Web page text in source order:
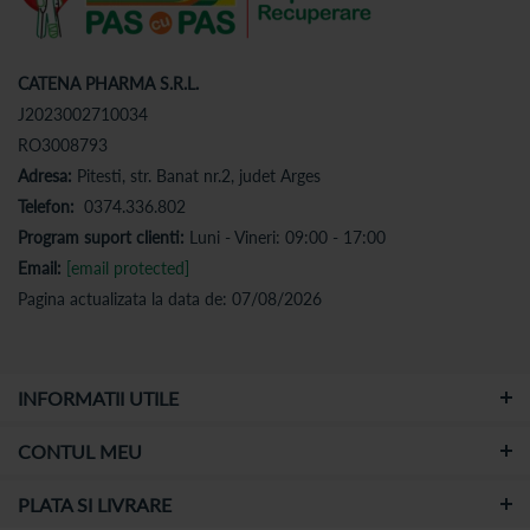
CATENA PHARMA S.R.L.
J2023002710034
RO3008793
Adresa: Pitesti, str. Banat nr.2, judet Arges
Telefon: 0374.336.802
Program suport clienti: Luni - Vineri: 09:00 - 17:00
Email: [email protected]
Pagina actualizata la data de: 07/08/2026
INFORMATII UTILE
CONTUL MEU
PLATA SI LIVRARE